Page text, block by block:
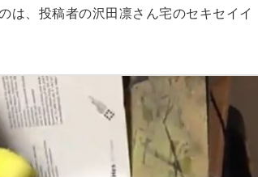
は、投稿者の沢田凛さん宅のセキセイイ